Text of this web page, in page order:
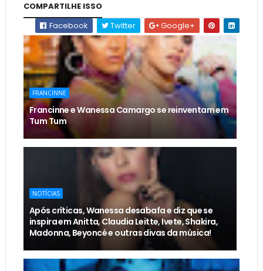
COMPARTILHE ISSO
Facebook
Twitter Google+
FRANCINNE
Francinne e Wanessa Camargo se reinventam em
Tum Tum
NOTÍCIAS
Após críticas, Wanessa desabafa e diz que se
inspira em Anitta, Claudia Leitte, Ivete, Shakira,
Madonna, Beyoncé e outras divas da música!